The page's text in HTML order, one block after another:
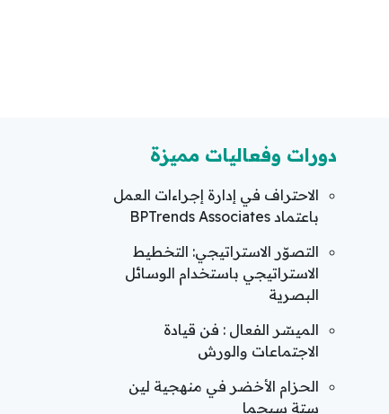
دورات وفعاليات مميزة
الاحتراف في إدارة إجراءات العمل
باعتماد BPTrends Associates
التصوّر الاستراتيجي: التخطيط
الاستراتيجي باستخدام الوسائل
البصرية
الميسّر الفعال : فن قيادة
الاجتماعات والورش
الحزام الأخضر في منهجية لين
ستة سيجما